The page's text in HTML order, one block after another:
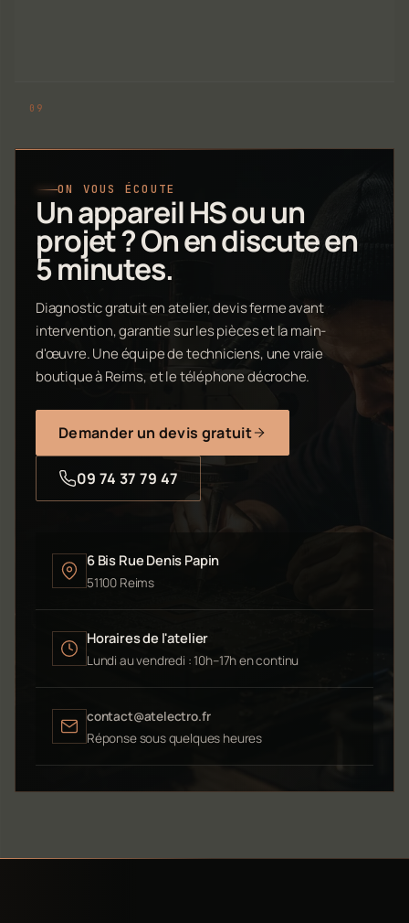
ON VOUS ÉCOUTE
Un appareil HS ou un
projet ? On en discute en
5 minutes.
Diagnostic gratuit en atelier, devis ferme avant
intervention, garantie sur les pièces et la main-
d'œuvre. Une équipe de techniciens, une vraie
boutique à Reims, et le téléphone décroche.
Demander un devis gratuit
09 74 37 79 47
6 Bis Rue Denis Papin
51100 Reims
Horaires de l'atelier
Lundi au vendredi : 10h–17h en continu
contact@atelectro.fr
Réponse sous quelques heures